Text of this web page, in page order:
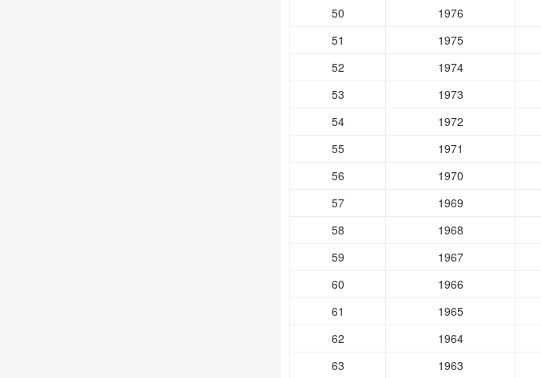
50
1976
51
1975
52
1974
53
1973
54
1972
55
1971
56
1970
57
1969
58
1968
59
1967
60
1966
61
1965
62
1964
63
1963